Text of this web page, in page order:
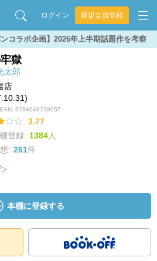
ログイン 新規会員登録
ンコラボ企画】2026年上半期話題作を考察
獄
太郎
店
9784048738057
3.77
登録: 1384人
: 261件
本棚に登録する